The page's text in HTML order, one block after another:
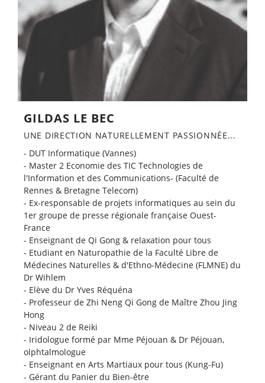
GILDAS LE BEC
UNE DIRECTION NATURELLEMENT PASSIONNÉE...​
- DUT Informatique (Vannes)
- Master 2 Economie des TIC Technologies de
l'Information et des Communications- (Faculté de
Rennes & Bretagne Telecom)
- Ex-responsable de projets informatiques au sein du
1er groupe de presse régionale française Ouest-
France
- Enseignant de Qi Gong & relaxation pour tous
- Etudiant en Naturopathie de la Faculté Libre de
Médecines Naturelles & d'Ethno-Médecine (FLMNE) du
Dr Wihlem
- Elève du Dr Yves Réquéna
- Professeur de Zhi Neng Qi Gong de Maître Zhou Jing
Hong
- Niveau 2 de Reiki
- Iridologue formé par Mme Péjouan & Dr Péjouan,
olphtalmologue
- Enseignant en Arts Martiaux pour tous (Kung-Fu)
- Gérant du Panier du Bien-être